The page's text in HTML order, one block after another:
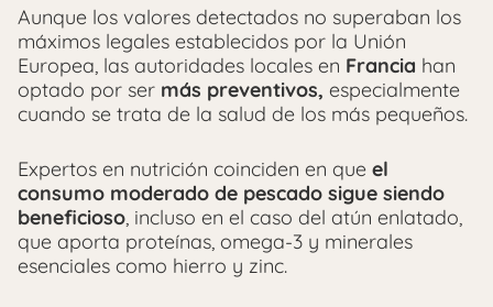
Aunque los valores detectados no superaban los
máximos legales establecidos por la Unión
Europea, las autoridades locales en Francia han
optado por ser más preventivos, especialmente
cuando se trata de la salud de los más pequeños.
Expertos en nutrición coinciden en que el
consumo moderado de pescado sigue siendo
beneficioso, incluso en el caso del atún enlatado,
que aporta proteínas, omega-3 y minerales
esenciales como hierro y zinc.